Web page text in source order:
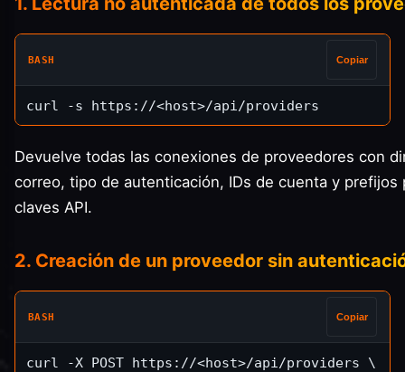
BASH Copiar
Devuelve todas las conexiones de proveedores con
correo, tipo de autenticación, IDs de cuenta y prefijos
claves API.
2. Creación de un proveedor sin
BASH Copiar
curl -X POST https://<host>/api/providers \